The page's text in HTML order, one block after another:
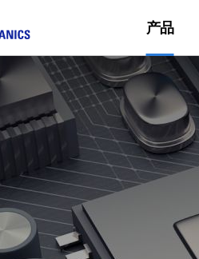
产品
模块
Camera Module
顾客咨询
FAQ
Sales
Buy Now
企业介绍
三星电机介绍
CEO留信
使命 & 愿景
事业场简介
沿革 & 获奖概况
可持续经营